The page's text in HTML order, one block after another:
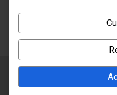
Fonctionnalités du jeu FIFA
Copyright ©